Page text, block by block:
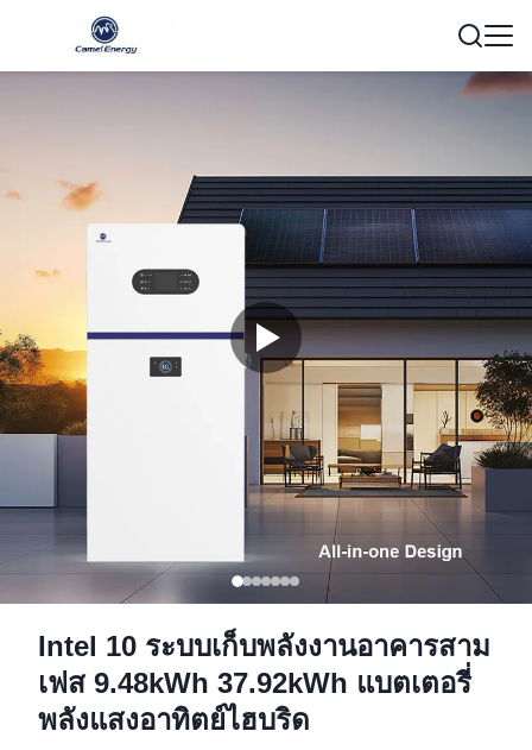
Intel 10 ระบบเก็บพลังงานอาคารสาม
เฟส 9.48kWh 37.92kWh แบตเตอรี่
พลังแสงอาทิตย์ไฮบริด